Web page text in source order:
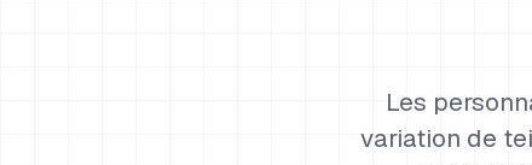
Les
variation de